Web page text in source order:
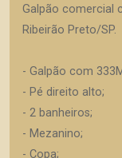
Galpão comercial
Ribeirão Preto/SP.
- Galpão com
- Pé direito alto;
- 2 banheiros;
- Mezanino;
- Copa;